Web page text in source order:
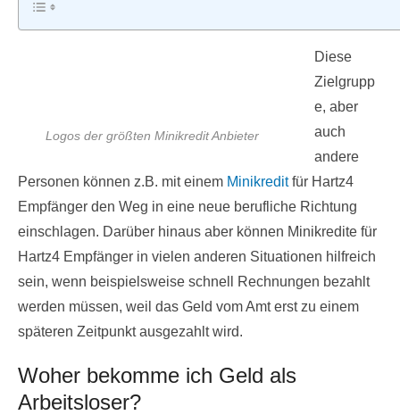
Logos der größten Minikredit Anbieter
Diese
Zielgrupp
e, aber
auch
andere
Personen können z.B. mit einem Minikreditfür Hartz4
Empfänger den Weg in eine neue berufliche Richtung
einschlagen. Darüber hinaus aber können Minikredite für
Hartz4 Empfänger in vielen anderen Situationen hilfreich
sein, wenn beispielsweise schnell Rechnungen bezahlt
werden müssen, weil das Geld vom Amt erst zu einem
späteren Zeitpunkt ausgezahlt wird.
Woher bekomme ich Geld als
Arbeitsloser?